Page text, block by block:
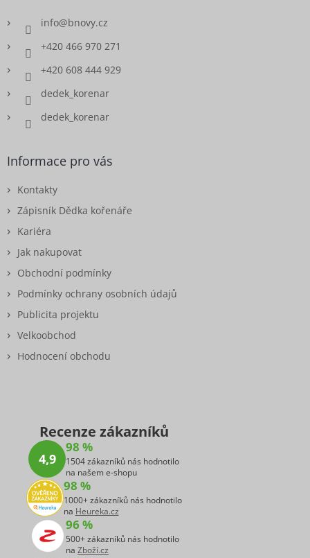
info@bnovy.cz
+420 466 970 271
+420 608 444 929
dedek_korenar
dedek_korenar
Informace pro vás
Kontakty
Zápisník Dědka kořenáře
Kariéra
Jak nakupovat
Obchodní podmínky
Podmínky ochrany osobních údajů
Publicita projektu
Velkoobchod
Hodnocení obchodu
Recenze zákazníků
4,9
98 %
1504 zákazníků nás hodnotilo
na našem e-shopu
98 %
1000+ zákazníků nás hodnotilo
na Heureka.cz
96 %
500+ zákazníků nás hodnotilo
na Zboží.cz